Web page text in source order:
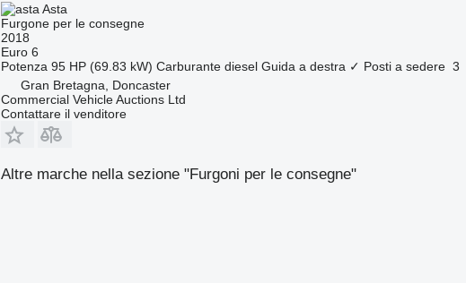
Asta
Furgone per le consegne
2018
Euro 6
Potenza 95 HP (69.83 kW) Carburante diesel Guida a destra ✓ Posti a sedere 3
Gran Bretagna, Doncaster
Commercial Vehicle Auctions Ltd
Contattare il venditore
Altre marche nella sezione "Furgoni per le consegne"